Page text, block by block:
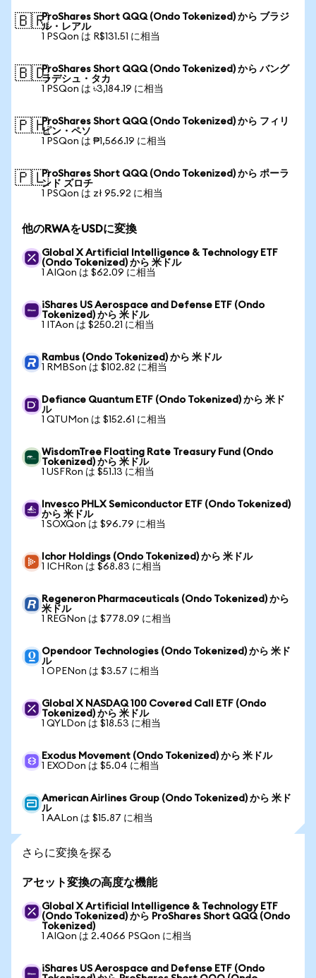
🇧🇷ProShares Short QQQ (Ondo Tokenized) から ブラジ
ル・レアル
1 PSQon は R$131.51 に相当
🇧🇩ProShares Short QQQ (Ondo Tokenized) から バング
ラデシュ・タカ
1 PSQon は ৳3,184.19 に相当
🇵🇭ProShares Short QQQ (Ondo Tokenized) から フィリ
ピン・ペソ
1 PSQon は ₱1,566.19 に相当
🇵🇱ProShares Short QQQ (Ondo Tokenized) から ポーラ
ンド ズロチ
1 PSQon は zł 95.92 に相当
他のRWAをUSDに変換
Global X Artificial Intelligence & Technology ETF
(Ondo Tokenized) から 米ドル
1 AIQon は $62.09 に相当
iShares US Aerospace and Defense ETF (Ondo
Tokenized) から 米ドル
1 ITAon は $250.21 に相当
Rambus (Ondo Tokenized) から 米ドル
1 RMBSon は $102.82 に相当
Defiance Quantum ETF (Ondo Tokenized) から 米ド
ル
1 QTUMon は $152.61 に相当
WisdomTree Floating Rate Treasury Fund (Ondo
Tokenized) から 米ドル
1 USFRon は $51.13 に相当
Invesco PHLX Semiconductor ETF (Ondo Tokenized)
から 米ドル
1 SOXQon は $96.79 に相当
Ichor Holdings (Ondo Tokenized) から 米ドル
1 ICHRon は $68.83 に相当
Regeneron Pharmaceuticals (Ondo Tokenized) から
米ドル
1 REGNon は $778.09 に相当
Opendoor Technologies (Ondo Tokenized) から 米ド
ル
1 OPENon は $3.57 に相当
Global X NASDAQ 100 Covered Call ETF (Ondo
Tokenized) から 米ドル
1 QYLDon は $18.53 に相当
Exodus Movement (Ondo Tokenized) から 米ドル
1 EXODon は $5.04 に相当
American Airlines Group (Ondo Tokenized) から 米ド
ル
1 AALon は $15.87 に相当
さらに変換を探る
アセット変換の高度な機能
Global X Artificial Intelligence & Technology ETF
(Ondo Tokenized) から ProShares Short QQQ (Ondo
Tokenized)
1 AIQon は 2.4066 PSQon に相当
iShares US Aerospace and Defense ETF (Ondo